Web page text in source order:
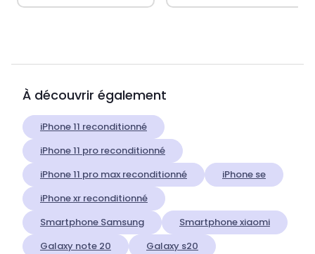
À découvrir également
iPhone 11 reconditionné
iPhone 11 pro reconditionné
iPhone 11 pro max reconditionné
iPhone se
iPhone xr reconditionné
Smartphone Samsung
Smartphone xiaomi
Galaxy note 20
Galaxy s20